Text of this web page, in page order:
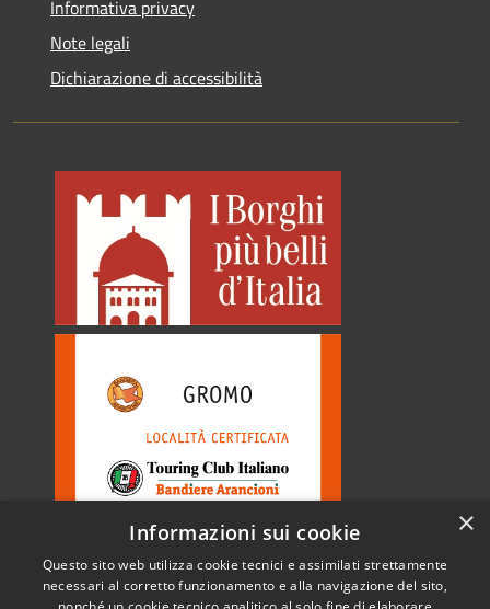
Informativa privacy
Note legali
Dichiarazione di accessibilità
×
Informazioni sui cookie
Questo sito web utilizza cookie tecnici e assimilati strettamente
necessari al corretto funzionamento e alla navigazione del sito,